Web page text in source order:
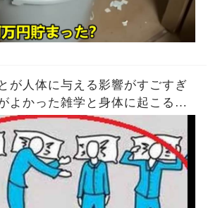
が人体に与える影響がすごすぎ
よかった雑学と身体に起こる現
べき 大人の 面白いけど知ると後